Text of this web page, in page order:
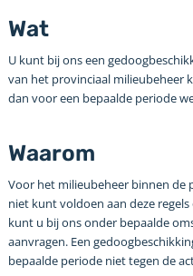
Wat
U kunt bij ons een
van het provinciaal milieubeheer
dan voor een bepaalde periode
Waarom
Voor het milieubeheer binnen de
niet kunt voldoen aan deze
kunt u bij ons onder bepaalde
aanvragen. Een
bepaalde periode niet tegen de